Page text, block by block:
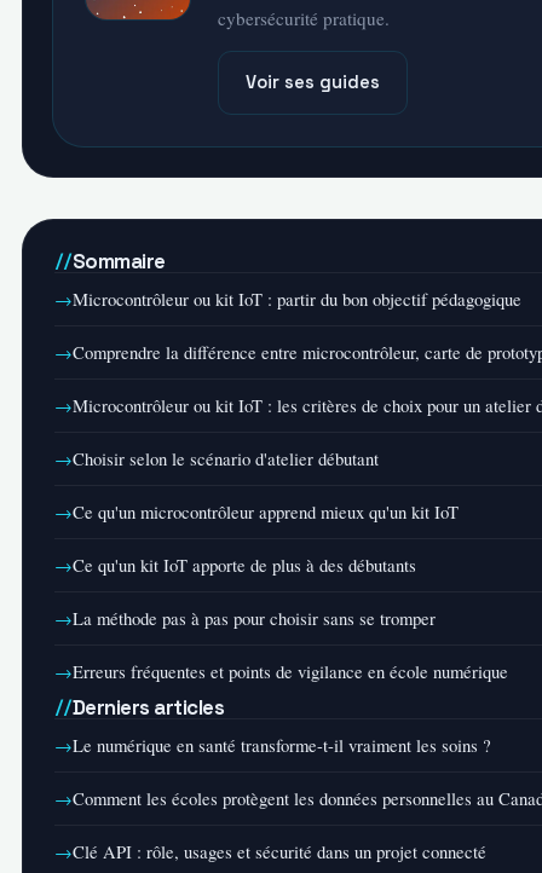
cybersécurité pratique.
Voir ses guides
Sommaire
Microcontrôleur ou kit IoT : partir du bon objectif pédagogique
Comprendre la différence entre microcontrôleur, carte de
Microcontrôleur ou kit IoT : les critères de choix pour un atelier
Choisir selon le scénario d'atelier débutant
Ce qu'un microcontrôleur apprend mieux qu'un kit IoT
Ce qu'un kit IoT apporte de plus à des débutants
La méthode pas à pas pour choisir sans se tromper
Erreurs fréquentes et points de vigilance en école numérique
Derniers articles
Le numérique en santé transforme-t-il vraiment les soins ?
Comment les écoles protègent les données personnelles au
Clé API : rôle, usages et sécurité dans un projet connecté